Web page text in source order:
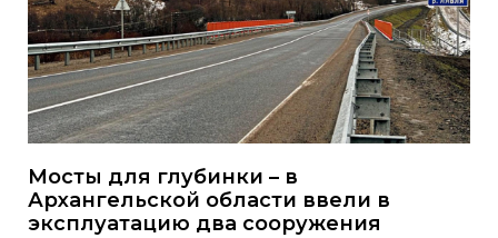
Мосты для глубинки – в
Архангельской области ввели в
эксплуатацию два сооружения